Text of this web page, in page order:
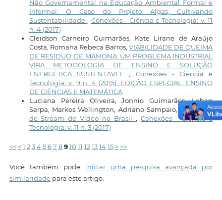
Não Governamental na Educação Ambiental Formal e
Informal: O Caso do Projeto Algas, Cultivando
Sustentabilidade, Conexões - Ciência e Tecnologia: v. 11
n. 4 (2017)
Cleidson Carneiro Guimarães, Kate Lirane de Araújo
Costa, Romana Rebeca Barros,VIABILIDADE DE QUEIMA
DE RESÍDUO DE MAMONA: UM PROBLEMA INDUSTRIAL
VIRA METODOLOGIA DE ENSINO E SOLUÇÃO
ENERGÉTICA SUSTENTÁVEL, Conexões - Ciência e
Tecnologia: v. 9 n. 4 (2015): EDIÇÃO ESPECIAL: ENSINO
DE CIÊNCIAS E MATEMÁTICA
Luciana Pereira Oliveira, Jonnio Guimarães, Lohan
Serpa, Markes Wellington, Adriano Sampaio,
Restrições
de Stream de Vídeo no Brasil , Conexões - Ciência e
Tecnologia: v. 11 n. 3 (2017)
<< < 1 2 3 4 5 6 7 8 9 10 11 12 13 14 15 > >>
Você também pode iniciar uma pesquisa avançada por
similaridadepara este artigo.